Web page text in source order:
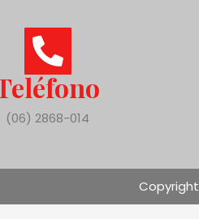
(06) 2868-014